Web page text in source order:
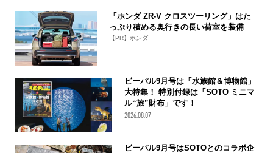
「ホンダ ZR-V クロスツーリング」はた
っぷり積める奥行きの長い荷室を装備
【PR】ホンダ
ビーパル9月号は「水族館＆博物館」
大特集！ 特別付録は「SOTO ミニマ
ル“旅”財布」です！
2026.08.07
ビーパル9月号はSOTOとのコラボ企